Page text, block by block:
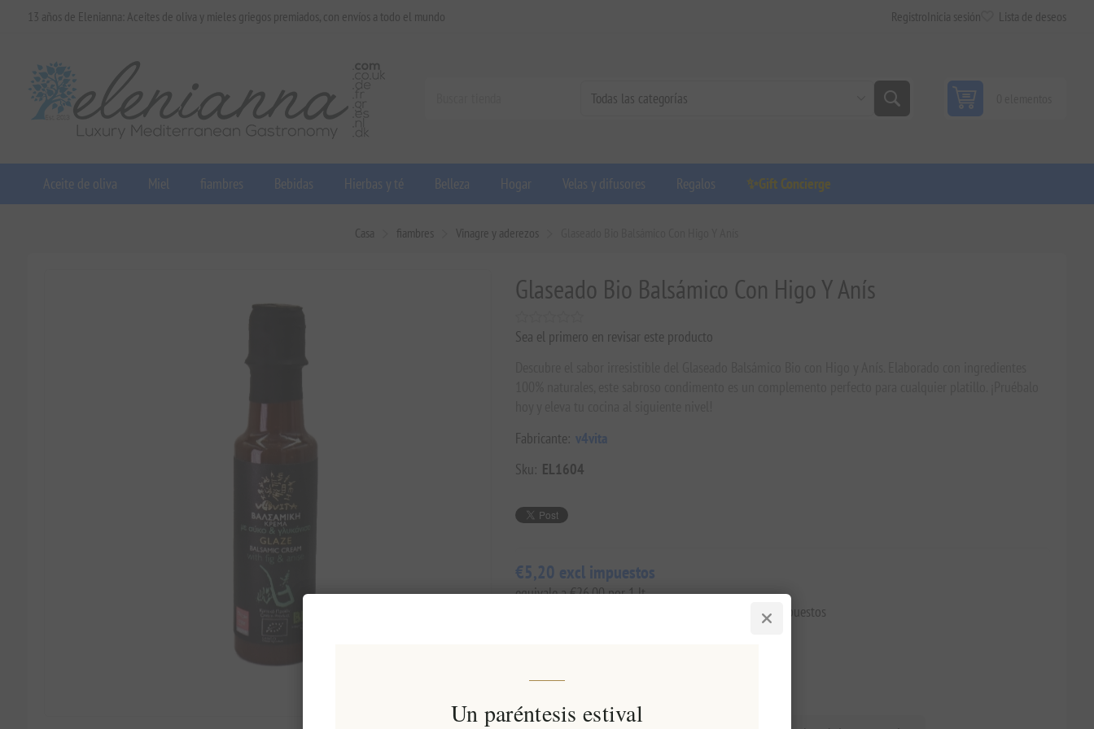
13 años de Elenianna: Aceites de oliva y mieles griegos premiados, con envíos a todo el mundo Registro Inicia sesión Lista de deseos
Aceite de oliva Miel fiambres Bebidas Hierbas y té Belleza Hogar Velas y difusores Regalos ✨Gift Concierge
Casa fiambres Vinagre y aderezos
Glaseado Bio Balsámico Con Higo Y Anís
Sea el primero en revisar este producto
Fabricante: v4vita
Sku: EL1604
€5,20 excl impuestos
equivale a €26,00 por 1 lt
Precio más bajo en los últimos 30 días:: €5,20 excl impuestos
Un paréntesis estival